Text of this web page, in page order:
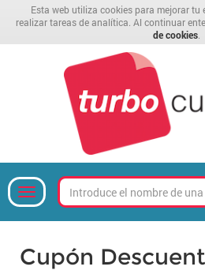
Esta web utiliza cookies para mejorar tu
realizar tareas de analítica. Al continuar
de cookies
Cupón